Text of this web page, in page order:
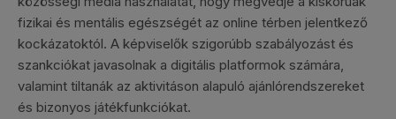
fizikai és mentális egészségét az online térben jelentkező
kockázatoktól. A képviselők szigorúbb szabályozást és
szankciókat javasolnak a digitális platformok számára,
valamint tiltanák az aktivitáson alapuló ajánlórendszereket
és bizonyos játékfunkciókat.